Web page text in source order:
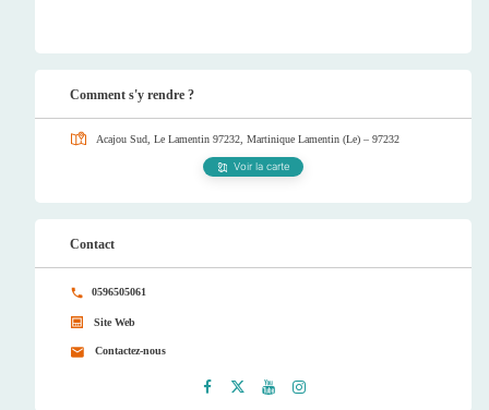
Comment s'y rendre ?
Acajou Sud, Le Lamentin 97232, Martinique Lamentin (Le) – 97232
Voir la carte
Contact
0596505061
Site Web
Contactez-nous